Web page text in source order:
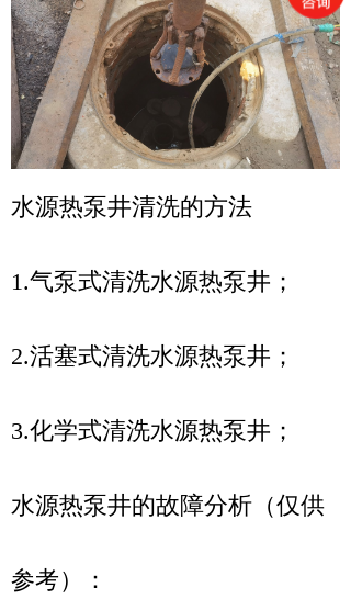
水源热泵井清洗的方法
1.气泵式清洗水源热泵井；
2.活塞式清洗水源热泵井；
3.化学式清洗水源热泵井；
水源热泵井的故障分析（仅供
参考）：